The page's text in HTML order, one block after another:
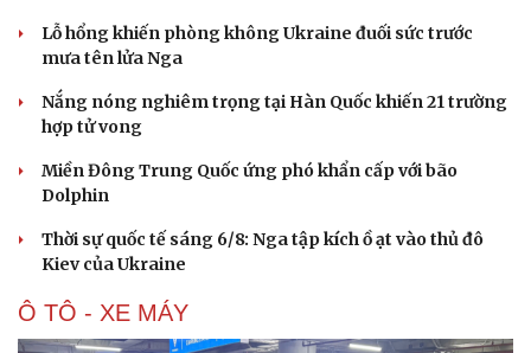
Lỗ hổng khiến phòng không Ukraine đuối sức trước
mưa tên lửa Nga
Nắng nóng nghiêm trọng tại Hàn Quốc khiến 21 trường
hợp tử vong
Miền Đông Trung Quốc ứng phó khẩn cấp với bão
Dolphin
Thời sự quốc tế sáng 6/8: Nga tập kích ồ ạt vào thủ đô
Kiev của Ukraine
Ô TÔ - XE MÁY